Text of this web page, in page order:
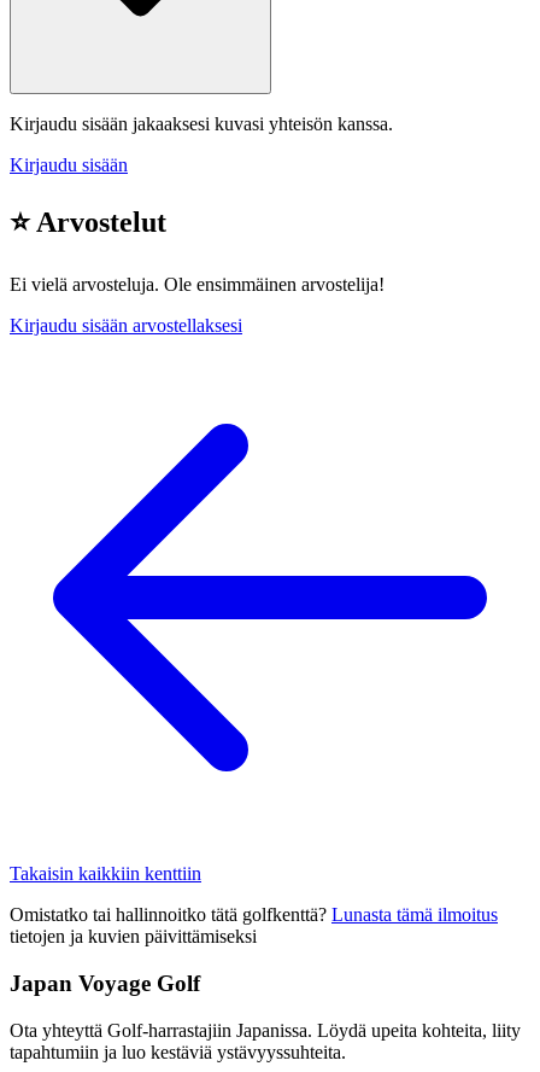
Kirjaudu sisään jakaaksesi kuvasi yhteisön kanssa.
Kirjaudu sisään
⭐ Arvostelut
Ei vielä arvosteluja. Ole ensimmäinen arvostelija!
Kirjaudu sisään arvostellaksesi
Takaisin kaikkiin kenttiin
Omistatko tai hallinnoitko tätä golfkenttä? Lunasta tämä ilmoitus
tietojen ja kuvien päivittämiseksi
Japan Voyage Golf
Ota yhteyttä Golf-harrastajiin Japanissa. Löydä upeita kohteita, liity
tapahtumiin ja luo kestäviä ystävyyssuhteita.